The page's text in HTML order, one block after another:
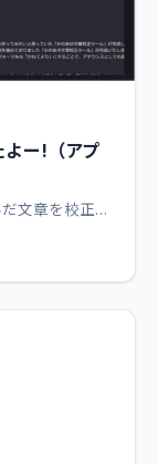
よー!（アプ
文章を校正…